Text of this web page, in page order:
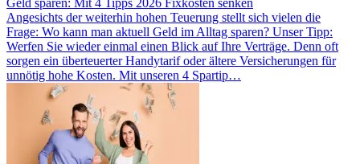
Angesichts der weiterhin hohen Teuerung stellt sich vielen die
Frage: Wo kann man aktuell Geld im Alltag sparen? Unser Tipp:
Werfen Sie wieder einmal einen Blick auf Ihre Verträge. Denn oft
sorgen ein überteuerter Handytarif oder ältere Versicherungen für
unnötig hohe Kosten. Mit unseren 4 Spartip…